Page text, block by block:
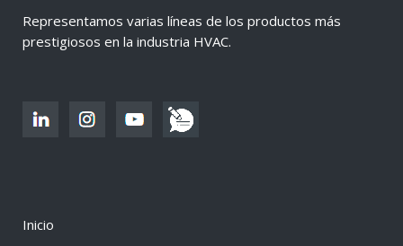
Representamos varias líneas de los productos más
prestigiosos en la industria HVAC.
Inicio